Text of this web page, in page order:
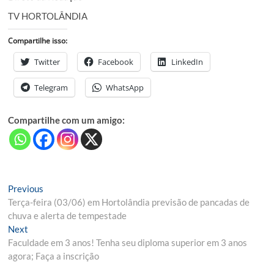
TV HORTOLÂNDIA
Compartilhe isso:
Twitter Facebook LinkedIn
Telegram WhatsApp
Compartilhe com um amigo:
Navegação
de
Post
Previous
post:
Terça-feira (03/06) em Hortolândia previsão de pancadas de
chuva e alerta de tempestade
Next
post:
Faculdade em 3 anos! Tenha seu diploma superior em 3 anos
agora; Faça a inscrição